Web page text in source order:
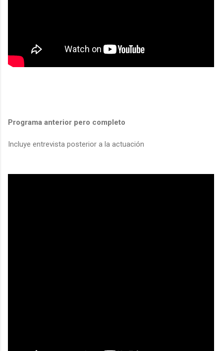
Programa anterior pero completo
Incluye entrevista posterior a la actuación